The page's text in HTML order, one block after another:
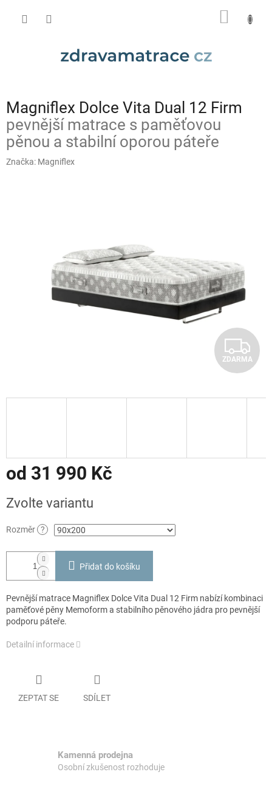
Magniflex Dolce Vita Dual 12 Firm
pevnější matrace s paměťovou
pěnou a stabilní oporou páteře
Značka: Magniflex
Z
D
A
ZDARMA
od 31 990 Kč
cena:
Zvolte variantu
Rozměr ?
Přidat do košíku
Pevnější matrace Magniflex Dolce Vita Dual 12 Firm nabízí kombinaci
paměťové pěny Memoform a stabilního pěnového jádra pro pevnější
podporu páteře.
Detailní informace
ZEPTAT SE SDÍLET
Kamenná prodejna
Osobní zkušenost rozhoduje